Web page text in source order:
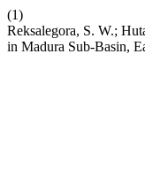
(1)
Reksalegora, S. W.;
in Madura Sub-Basin,